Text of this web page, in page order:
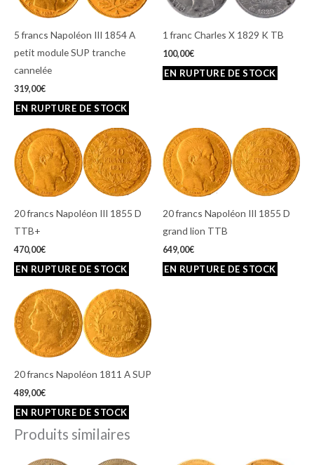
5 francs Napoléon III 1854 A
petit module SUP tranche
cannelée
319,00€
1 franc Charles X 1829 K TB
100,00€
20 francs Napoléon III 1855 D
TTB+
470,00€
20 francs Napoléon III 1855 D
grand lion TTB
649,00€
20 francs Napoléon 1811 A SUP
489,00€
Produits similaires